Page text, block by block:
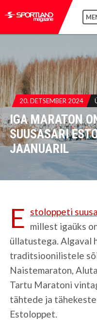
20. DETSEMBER 2024
IGA MARATON
SUUSASARI
JAANUARIL
E stoloppeti
millest igaüks
üllatustega. Algaval
traditsioonilistele
Naistemaraton,
Tartu Maratoni
tähtede ja
Estoloppet.